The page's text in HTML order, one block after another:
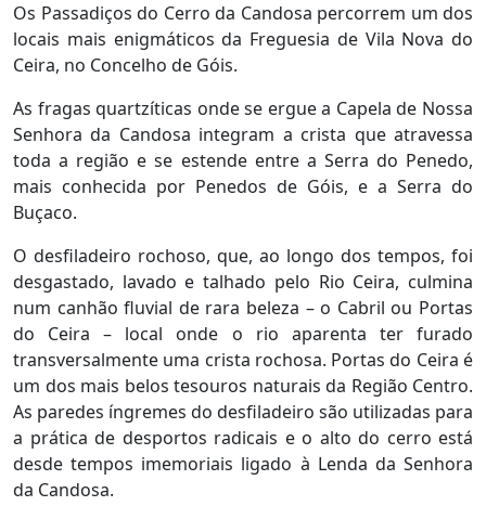
Os Passadiços do Cerro da Candosa percorrem um dos
locais mais enigmáticos da Freguesia de Vila Nova do
Ceira, no Concelho de Góis.
As fragas quartzíticas onde se ergue a Capela de Nossa
Senhora da Candosa integram a crista que atravessa
toda a região e se estende entre a Serra do Penedo,
mais conhecida por Penedos de Góis, e a Serra do
Buçaco.
O desfiladeiro rochoso, que, ao longo dos tempos, foi
desgastado, lavado e talhado pelo Rio Ceira, culmina
num canhão fluvial de rara beleza – o Cabril ou Portas
do Ceira – local onde o rio aparenta ter furado
transversalmente uma crista rochosa. Portas do Ceira é
um dos mais belos tesouros naturais da Região Centro.
As paredes íngremes do desfiladeiro são utilizadas para
a prática de desportos radicais e o alto do cerro está
desde tempos imemoriais ligado à Lenda da Senhora
da Candosa.